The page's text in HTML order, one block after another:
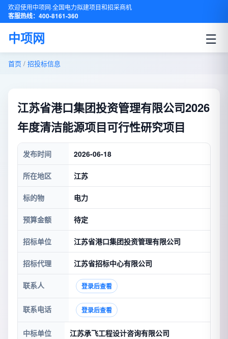
欢迎使用中项网·全国电力拟建项目和招采商机
客服热线：400-8161-360
中项网 ☰
首页 / 招投标信息
江苏省港口集团投资管理有限公司2026
年度清洁能源项目可行性研究项目
发布时间 2026-06-18
所在地区 江苏
标的物 电力
预算金额 待定
招标单位 江苏省港口集团投资管理有限公司
招标代理 江苏省招标中心有限公司
联系人 登录后查看
联系电话 登录后查看
中标单位 江苏承飞工程设计咨询有限公司